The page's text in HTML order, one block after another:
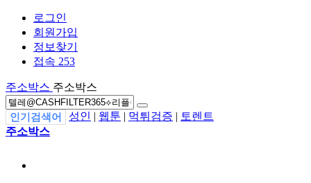
로그인
회원가입
정보찾기
접속 253
주소박스 주소박스
인기검색어 성인 | 웹툰 | 먹튀검증 | 토렌트
주소박스